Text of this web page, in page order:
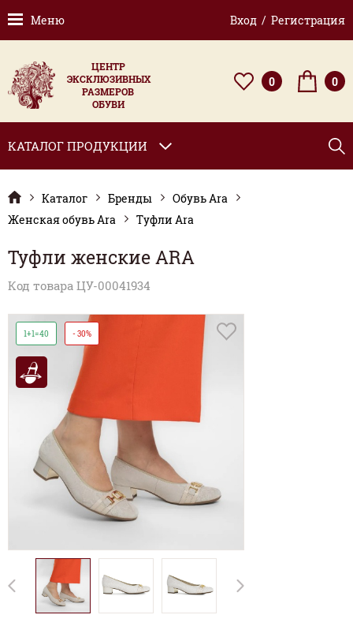
Меню Вход / Регистрация
ЦЕНТР
ЭКСКЛЮЗИВНЫХ
РАЗМЕРОВ
ОБУВИ
0 0
КАТАЛОГ ПРОДУКЦИИ
Каталог Бренды
Обувь Ara
Женская обувь Ara
Туфли Ara
Туфли женские ARA
Код товара ЦУ-00041934
1+1=40 - 30%